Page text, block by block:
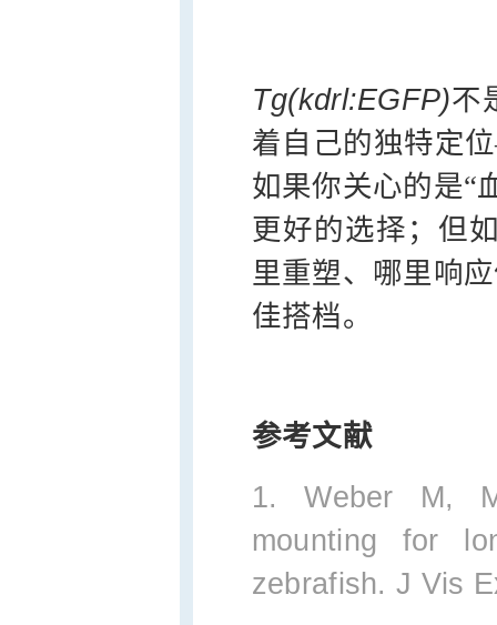
Tg(kdrl:EGFP)不
着自己的独特定
如果你关心的是“
更好的选择；但
里重塑、哪里响
佳搭档。
参考文献
1. Weber M,
mounting for
zebrafish. J Vis